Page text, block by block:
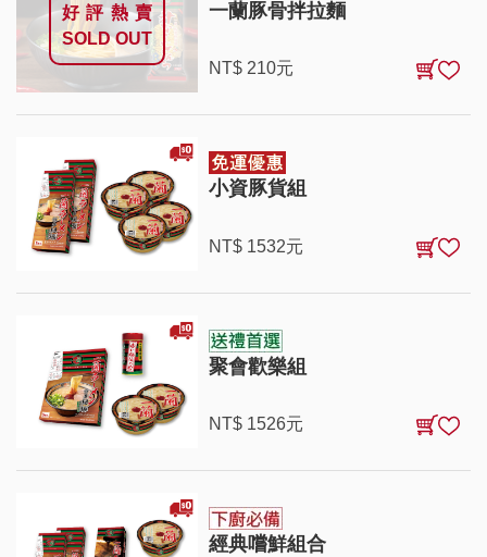
好評熱賣
SOLD OUT
一蘭豚骨拌拉麵
NT$ 210元
小資豚貨組
NT$ 1532元
聚會歡樂組
NT$ 1526元
經典嚐鮮組合